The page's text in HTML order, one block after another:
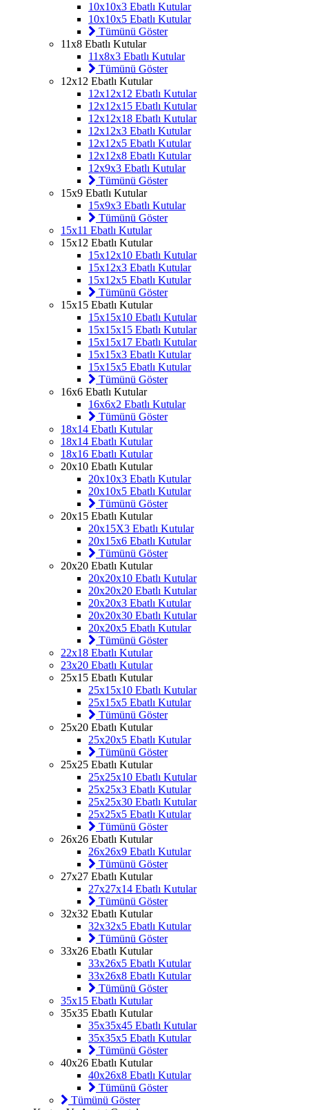
10x10x3 Ebatlı Kutular
10x10x5 Ebatlı Kutular
Tümünü Göster
11x8 Ebatlı Kutular
11x8x3 Ebatlı Kutular
Tümünü Göster
12x12 Ebatlı Kutular
12x12x12 Ebatlı Kutular
12x12x15 Ebatlı Kutular
12x12x18 Ebatlı Kutular
12x12x3 Ebatlı Kutular
12x12x5 Ebatlı Kutular
12x12x8 Ebatlı Kutular
12x9x3 Ebatlı Kutular
Tümünü Göster
15x9 Ebatlı Kutular
15x9x3 Ebatlı Kutular
Tümünü Göster
15x11 Ebatlı Kutular
15x12 Ebatlı Kutular
15x12x10 Ebatlı Kutular
15x12x3 Ebatlı Kutular
15x12x5 Ebatlı Kutular
Tümünü Göster
15x15 Ebatlı Kutular
15x15x10 Ebatlı Kutular
15x15x15 Ebatlı Kutular
15x15x17 Ebatlı Kutular
15x15x3 Ebatlı Kutular
15x15x5 Ebatlı Kutular
Tümünü Göster
16x6 Ebatlı Kutular
16x6x2 Ebatlı Kutular
Tümünü Göster
18x14 Ebatlı Kutular
18x14 Ebatlı Kutular
18x16 Ebatlı Kutular
20x10 Ebatlı Kutular
20x10x3 Ebatlı Kutular
20x10x5 Ebatlı Kutular
Tümünü Göster
20x15 Ebatlı Kutular
20x15X3 Ebatlı Kutular
20x15x6 Ebatlı Kutular
Tümünü Göster
20x20 Ebatlı Kutular
20x20x10 Ebatlı Kutular
20x20x20 Ebatlı Kutular
20x20x3 Ebatlı Kutular
20x20x30 Ebatlı Kutular
20x20x5 Ebatlı Kutular
Tümünü Göster
22x18 Ebatlı Kutular
23x20 Ebatlı Kutular
25x15 Ebatlı Kutular
25x15x10 Ebatlı Kutular
25x15x5 Ebatlı Kutular
Tümünü Göster
25x20 Ebatlı Kutular
25x20x5 Ebatlı Kutular
Tümünü Göster
25x25 Ebatlı Kutular
25x25x10 Ebatlı Kutular
25x25x3 Ebatlı Kutular
25x25x30 Ebatlı Kutular
25x25x5 Ebatlı Kutular
Tümünü Göster
26x26 Ebatlı Kutular
26x26x9 Ebatlı Kutular
Tümünü Göster
27x27 Ebatlı Kutular
27x27x14 Ebatlı Kutular
Tümünü Göster
32x32 Ebatlı Kutular
32x32x5 Ebatlı Kutular
Tümünü Göster
33x26 Ebatlı Kutular
33x26x5 Ebatlı Kutular
33x26x8 Ebatlı Kutular
Tümünü Göster
35x15 Ebatlı Kutular
35x35 Ebatlı Kutular
35x35x45 Ebatlı Kutular
35x35x5 Ebatlı Kutular
Tümünü Göster
40x26 Ebatlı Kutular
40x26x8 Ebatlı Kutular
Tümünü Göster
Tümünü Göster